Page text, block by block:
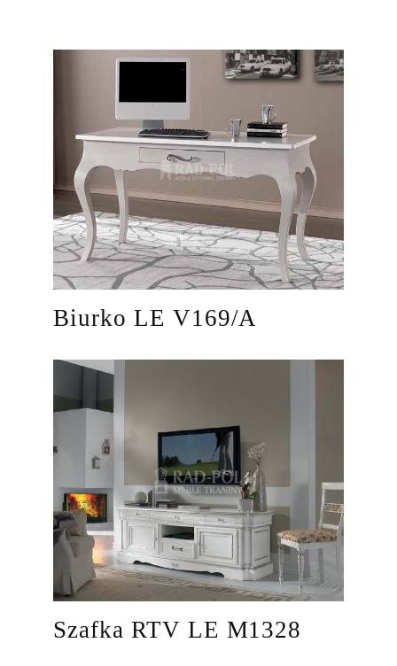
Biurko LE V169/A
Szafka RTV LE M1328